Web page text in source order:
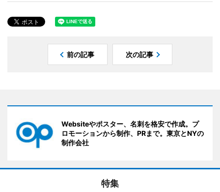
前の記事 次の記事
Websiteやポスター、名刺を格安で作成。プ
ロモーションから制作、PRまで。東京とNYの
制作会社
特集